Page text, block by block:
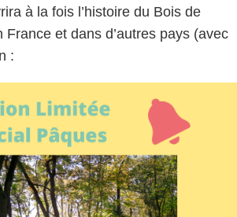
à la fois l’histoire du Bois de
et dans d’autres pays (avec
: